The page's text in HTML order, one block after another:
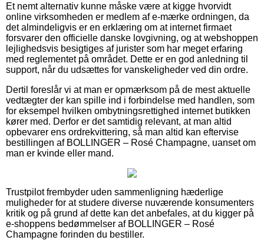
Et nemt alternativ kunne måske være at kigge hvorvidt
online virksomheden er medlem af e-mærke ordningen, da
det almindeligvis er en erklæring om at internet firmaet
forsvarer den officielle danske lovgivning, og at webshoppen
lejlighedsvis besigtiges af jurister som har meget erfaring
med reglementet på området. Dette er en god anledning til
support, når du udsættes for vanskeligheder ved din ordre.
Dertil foreslår vi at man er opmærksom på de mest aktuelle
vedtægter der kan spille ind i forbindelse med handlen, som
for eksempel hvilken ombytningsrettighed internet butikken
kører med. Derfor er det samtidig relevant, at man altid
opbevarer ens ordrekvittering, så man altid kan eftervise
bestillingen af BOLLINGER – Rosé Champagne, uanset om
man er kvinde eller mand.
Trustpilot frembyder uden sammenligning hæderlige
muligheder for at studere diverse nuværende konsumenters
kritik og på grund af dette kan det anbefales, at du kigger på
e-shoppens bedømmelser af BOLLINGER – Rosé
Champagne forinden du bestiller.